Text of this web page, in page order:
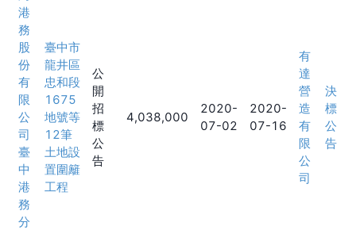
港
務
股
份
有
限
公
司
臺
中
港
務
分
臺中市
龍井區
忠和段
1675
地號等
12筆
土地設
置圍籬
工程
公
開
招
標
公
告
4,038,000
2020-
07-02
2020-
07-16
有
達
營
造
有
限
公
司
決
標
公
告